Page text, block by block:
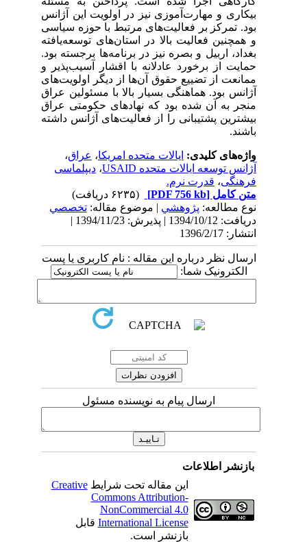
بیکاری و مهارت‌آموزی نیز در اولویت این آژانس
بود. تمرکز بر فعالیت‌های مرتبط با حوزه سیاسی
و همچنین فعالیت بالا در استان‌های توسعه‌یافته
بغداد، اربیل و بصره نیز در برنامه‌ها برجسته بود.
حمایت از برخورد عادلانه با اقشار آسیب‌پذیر و
ممانعت از تضییع حقوق آن‌ها از دیگر اولویت‌های
آژانس بود. هماهنگی بسیار بالا با مسئولین عراق
منجر به آن شده بود که نهادهای حکومتی عراق
بیشترین پشتیبانی را از فعالیت‌های آژانس داشته
باشند.
واژه‌های کلیدی:ایالات متحده امریکا،عراق،
آژانس توسعه ایالات متحده USAID
،دیپلماسی
فرهنگی،قدرت نرم.
متن کامل[PDF 756 kb]
نوع مطالعه:پژوهشي| موضوع مقاله:تخصصي
دریافت: 1394/10/12 | پذیرش: 1394/11/23 |
انتشار: 1396/2/17
ارسال نظر درباره این مقاله : نام کاربری یا پست
الکترونیک شما:
ارسال پیام به نویسنده مسئول
بازنشر اطلاعات
این مقاله تحت شرایطCreative
Commons Attribution-
NonCommercial 4.0
International Licenseقابل
بازنشر است.